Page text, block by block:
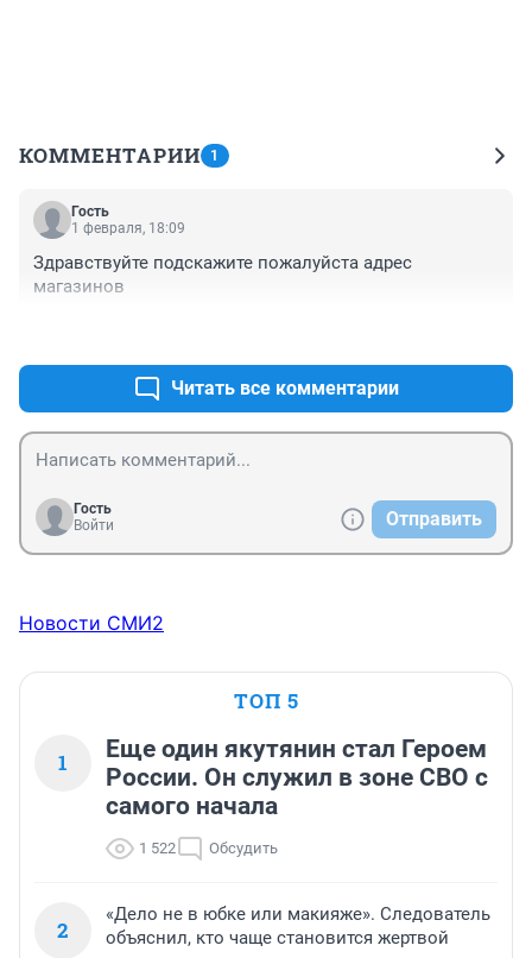
КОММЕНТАРИИ 1
Гость
1 февраля, 18:09
Здравствуйте подскажите пожалуйста адрес
магазинов
Читать все комментарии
Гость
Войти
Отправить
Новости СМИ2
ТОП 5
1
Еще один якутянин стал Героем
России. Он служил в зоне СВО с
самого начала
1 522 Обсудить
2
«Дело не в юбке или макияже». Следователь
объяснил, кто чаще становится жертвой